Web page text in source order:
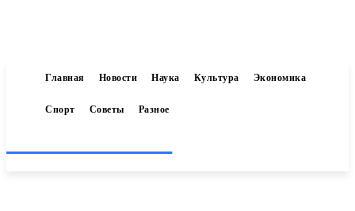
Главная Новости Наука Культура Экономика
Спорт Советы Разное